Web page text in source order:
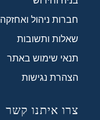
חברות ניהול ואחזקה
שאלות ותשובות
תנאי שימוש באתר
הצהרת נגישות
צרו איתנו קשר